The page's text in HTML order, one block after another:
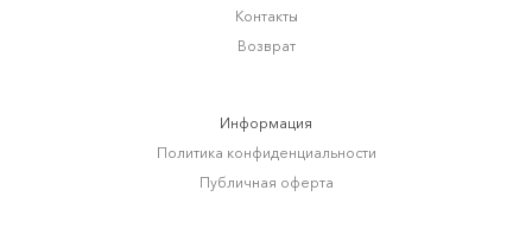
Контакты
Возврат
Информация
Политика конфиденциальности
Публичная оферта